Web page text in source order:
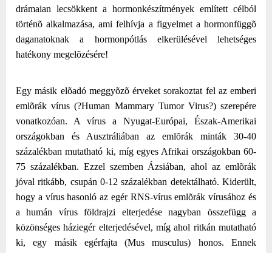
drámaian lecsökkent a hormonkészítmények említett célból
történõ alkalmazása, ami felhívja a figyelmet a hormonfüggõ
daganatoknak a hormonpótlás elkerülésével lehetséges
hatékony megelõzésére!
Egy másik elõadó meggyõzõ érveket sorakoztat fel az emberi
emlõrák vírus (?Human Mammary Tumor Virus?) szerepére
vonatkozóan. A vírus a Nyugat-Európai, Észak-Amerikai
országokban és Ausztráliában az emlõrák minták 30-40
százalékban mutatható ki, míg egyes Afrikai országokban 60-
75 százalékban. Ezzel szemben Ázsiában, ahol az emlõrák
jóval ritkább, csupán 0-12 százalékban detektálható. Kiderült,
hogy a vírus hasonló az egér RNS-vírus emlõrák vírusához és
a humán vírus földrajzi elterjedése nagyban összefügg a
közönséges háziegér elterjedésével, míg ahol ritkán mutatható
ki, egy másik egérfajta (Mus musculus) honos. Ennek